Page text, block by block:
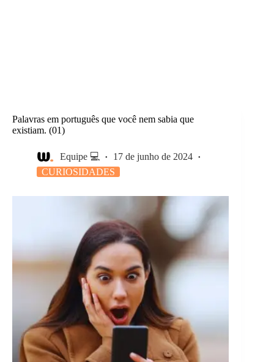
Palavras em português que você nem sabia que
existiam. (01)
Equipe 💻
17 de junho de 2024
CURIOSIDADES